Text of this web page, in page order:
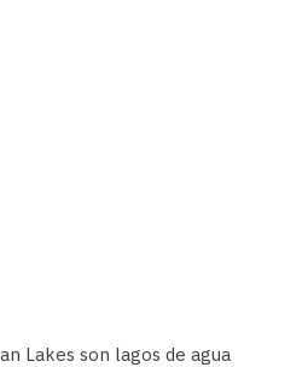
Lakes son lagos de agua